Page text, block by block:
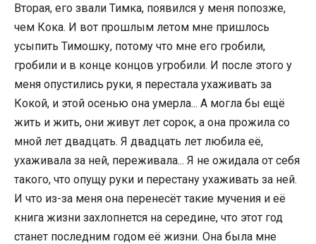
Вторая, его звали Тимка, появился у меня попозже,
чем Кока. И вот прошлым летом мне пришлось
усыпить Тимошку, потому что мне его гробили,
гробили и в конце концов угробили. И после этого у
меня опустились руки, я перестала ухаживать за
Кокой, и этой осенью она умерла... А могла бы ещё
жить и жить, они живут лет сорок, а она прожила со
мной лет двадцать. Я двадцать лет любила её,
ухаживала за ней, переживала... Я не ожидала от себя
такого, что опущу руки и перестану ухаживать за ней.
И что из-за меня она перенесёт такие мучения и её
книга жизни захлопнется на середине, что этот год
станет последним годом её жизни. Она была мне